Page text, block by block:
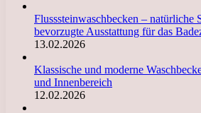
Flusssteinwaschbecken – natürliche
bevorzugte Ausstattung für das
13.02.2026
Klassische und moderne
und Innenbereich
12.02.2026